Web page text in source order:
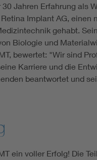
Jahren Erfahrung als
Implant AG,
gehabt.
Biologie und
bewertet: "Wir sind
Karriere und die
beantwortet und
ein voller Erfolg! Die